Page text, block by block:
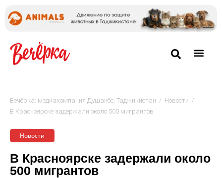
Вечёрка: медиакомпания Душанбе, Таджикистан / Новости /
В Красноярске задержали около 500 мигрантов
Новости
В Красноярске задержали около
500 мигрантов